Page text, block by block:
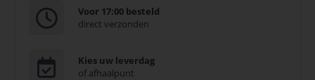
Voor 17:00 besteld
direct verzonden
Kies uw leverdag
of afhaalpunt